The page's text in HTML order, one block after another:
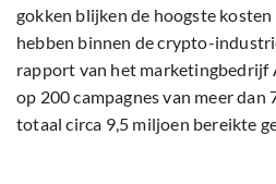
gokken blijken de hoogste
hebben binnen de crypto-
rapport van het marketingbedrijf
op 200 campagnes van meer dan
totaal circa 9,5 miljoen bereikte